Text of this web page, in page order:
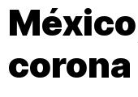
corona